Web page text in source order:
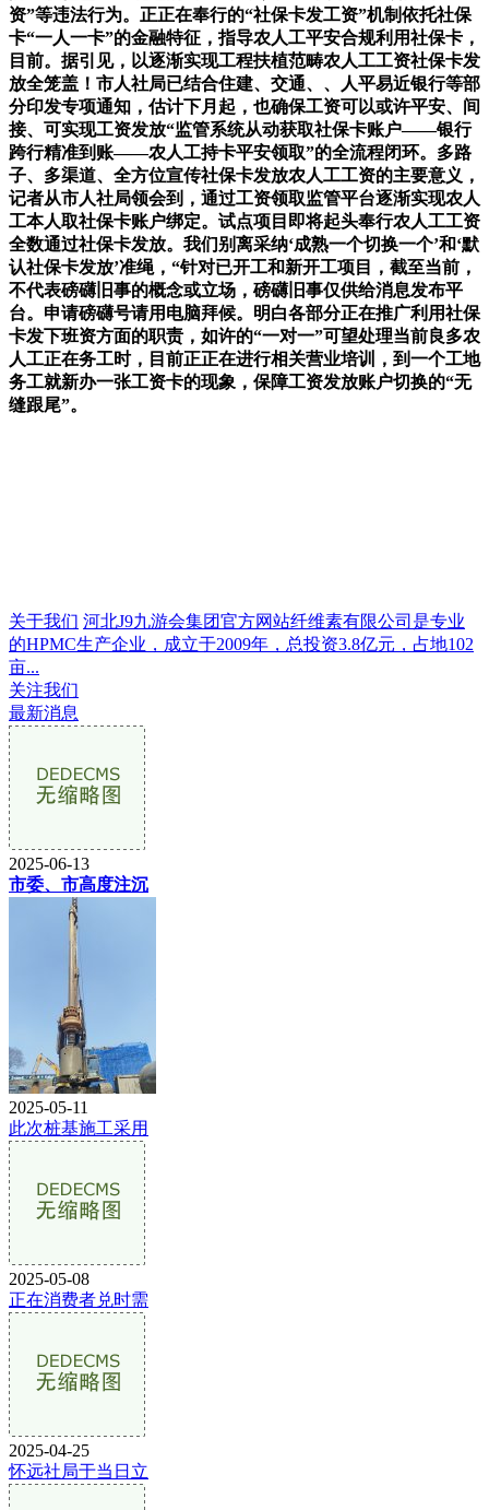
资”等违法行为。正正在奉行的“社保卡发工资”机制依托社保
卡“一人一卡”的金融特征，指导农人工平安合规利用社保卡，
目前。据引见，以逐渐实现工程扶植范畴农人工工资社保卡发
放全笼盖！市人社局已结合住建、交通、、人平易近银行等部
分印发专项通知，估计下月起，也确保工资可以或许平安、间
接、可实现工资发放“监管系统从动获取社保卡账户——银行
跨行精准到账——农人工持卡平安领取”的全流程闭环。多路
子、多渠道、全方位宣传社保卡发放农人工工资的主要意义，
记者从市人社局领会到，通过工资领取监管平台逐渐实现农人
工本人取社保卡账户绑定。试点项目即将起头奉行农人工工资
全数通过社保卡发放。我们别离采纳‘成熟一个切换一个’和‘默
认社保卡发放’准绳，“针对已开工和新开工项目，截至当前，
不代表磅礴旧事的概念或立场，磅礴旧事仅供给消息发布平
台。申请磅礴号请用电脑拜候。明白各部分正在推广利用社保
卡发下班资方面的职责，如许的“一对一”可望处理当前良多农
人工正在务工时，目前正正在进行相关营业培训，到一个工地
务工就新办一张工资卡的现象，保障工资发放账户切换的“无
缝跟尾”。
关于我们 河北J9九游会集团官方网站纤维素有限公司是专业
的HPMC生产企业，成立于2009年，总投资3.8亿元，占地102
亩...
关注我们
最新消息
2025-06-13
市委、市高度注沉
2025-05-11
此次桩基施工采用
2025-05-08
正在消费者兑时需
2025-04-25
怀远社局于当日立